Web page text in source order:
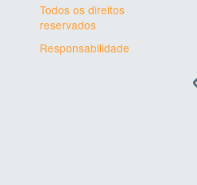
Todos os direitos
reservados
Responsabilidade